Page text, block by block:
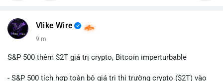
Tesla, Apple.
• Google Trends Việt Nam: Các chủ đề đời sống như dự báo
• Tin tức quốc tế: Nga chính thức ban hành luật quản lý sàn
Vlike Wire
9 m
S&P 500 thêm $2T giá trị crypto, Bitcoin imperturbable
- S&P 500 tích hợp toàn bộ giá trị thị trường crypto ($2T) vào